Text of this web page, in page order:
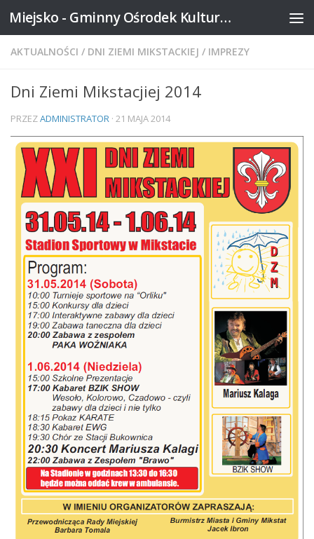
Skip to content Miejsko - Gminny Ośrodek Kultury w Mikstacie
AKTUALNOŚCI / DNI ZIEMI MIKSTACKIEJ / IMPREZY
Dni Ziemi Mikstacjiej 2014
PRZEZADMINISTRATOR · 21 MAJA 2014